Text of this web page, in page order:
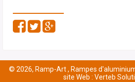
© 2026, Ramp-Art , Rampes
site Web : Verteb